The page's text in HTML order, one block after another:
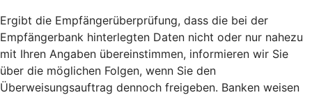
Ergibt die Empfängerüberprüfung, dass die bei der
Empfängerbank hinterlegten Daten nicht oder nur nahezu
mit Ihren Angaben übereinstimmen, informieren wir Sie
über die möglichen Folgen, wenn Sie den
Überweisungsauftrag dennoch freigeben. Banken weisen